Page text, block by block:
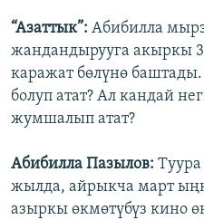
“Азаттык”: Абибилла
жандандырууга акыркы
каражат бөлүнө
болуп атат? Ал кандай
жумшалып атат?
Абибилла Пазылов:
жылда, айрыкча март
азыркы өкмөтүбүз кино